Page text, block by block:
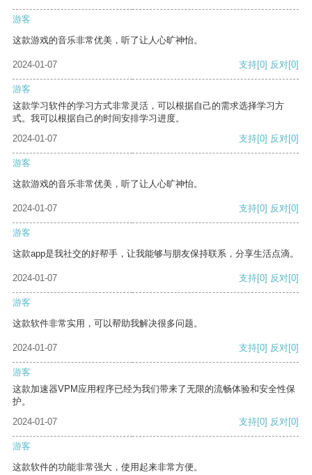
游客
这款游戏的音乐非常优美，听了让人心旷神怡。
2024-01-07 支持[0] 反对[0]
游客
这款学习软件的学习方式非常灵活，可以根据自己的需求选择学习方
式。我可以根据自己的时间安排学习进度。
2024-01-07
支持[0] 反对[0]
游客
这款游戏的音乐非常优美，听了让人心旷神怡。
2024-01-07 支持[0] 反对[0]
游客
这款app是我社交的好帮手，让我能够与朋友保持联系，分享生活点滴。
2024-01-07 支持[0] 反对[0]
游客
这款软件非常实用，可以帮助我解决很多问题。
2024-01-07 支持[0] 反对[0]
游客
这款加速器VPM应用程序已经为我们带来了无限的流畅体验和安全性保
护。
2024-01-07
支持[0] 反对[0]
游客
这款软件的功能非常强大，使用起来非常方便。